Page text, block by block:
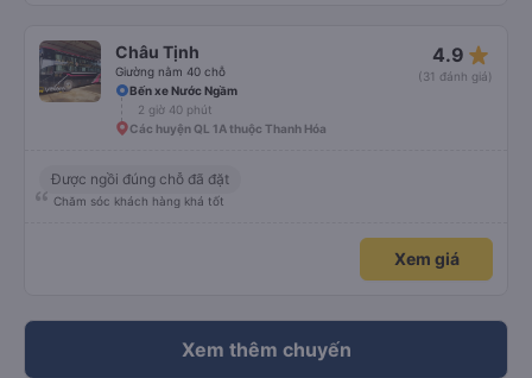
khen ngợi trong lĩnh vực dịch vụ vận tải hành khách.
Châu Tịnh
Giường nằm 40 chỗ
4.9 star_rate
(31 đánh giá)
Bến xe Nước Ngầm
2 giờ 40 phút
Các huyện QL 1A thuộc Thanh Hóa
Được ngồi đúng chỗ đã đặt
Chăm sóc khách hàng khá tốt
Xem giá
Xem thêm chuyến